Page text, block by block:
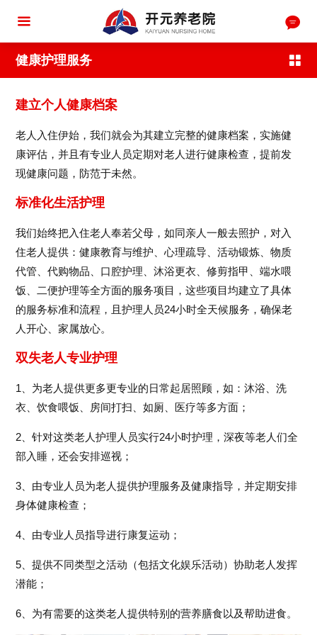
健康护理服务
建立个人健康档案
老人入住伊始，我们就会为其建立完整的健康档案，实施健
康评估，并且有专业人员定期对老人进行健康检查，提前发
现健康问题，防范于未然。
标准化生活护理
我们始终把入住老人奉若父母，如同亲人一般去照护，对入
住老人提供：健康教育与维护、心理疏导、活动锻炼、物质
代管、代购物品、口腔护理、沐浴更衣、修剪指甲、端水喂
饭、二便护理等全方面的服务项目，这些项目均建立了具体
的服务标准和流程，且护理人员24小时全天候服务，确保老
人开心、家属放心。
双失老人专业护理
1、为老人提供更多更专业的日常起居照顾，如：沐浴、洗
衣、饮食喂饭、房间打扫、如厕、医疗等多方面；
2、针对这类老人护理人员实行24小时护理，深夜等老人们全
部入睡，还会安排巡视；
3、由专业人员为老人提供护理服务及健康指导，并定期安排
身体健康检查；
4、由专业人员指导进行康复运动；
5、提供不同类型之活动（包括文化娱乐活动）协助老人发挥
潜能；
6、为有需要的这类老人提供特别的营养膳食以及帮助进食。